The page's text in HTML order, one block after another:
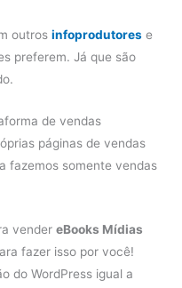
outros infoprodutores e
preferem. Já que são
de vendas
páginas de vendas
fazemos somente vendas
vender eBooks Mídias
fazer isso por você!
do WordPress igual a